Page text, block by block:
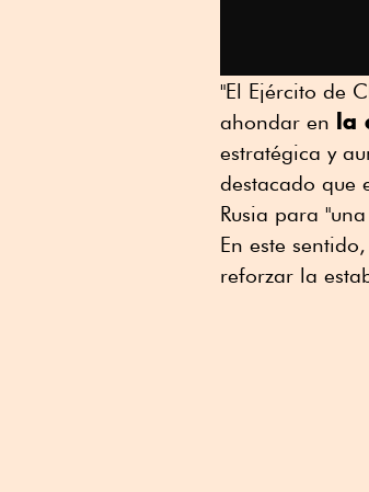
"El Ejército de
ahondar en la
estratégica y
destacado que
Rusia para
En este
reforzar la